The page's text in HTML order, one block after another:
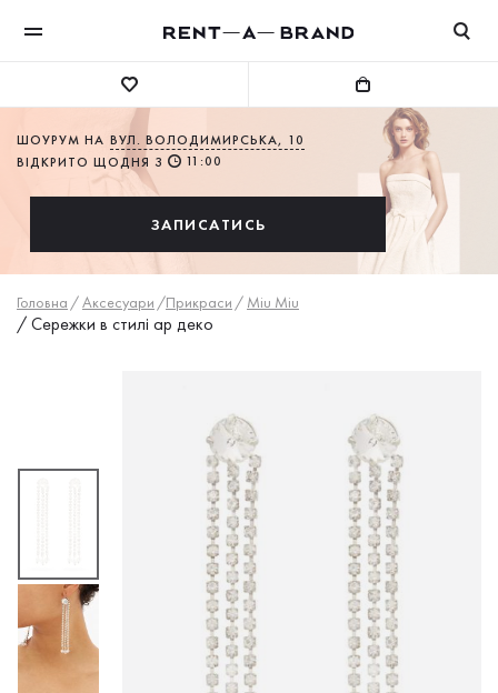
ШОУРУМ НА ВУЛ. ВОЛОДИМИРСЬКА, 10
ВІДКРИТО ЩОДНЯ З
11:00
ЗАПИСАТИСЬ
Головна /Аксесуари /Прикраси / Miu Miu
/Сережки в стилі ар деко